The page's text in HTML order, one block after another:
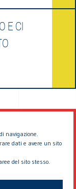
navigazione.
dati e avere un sito
del sito stesso.
E CI